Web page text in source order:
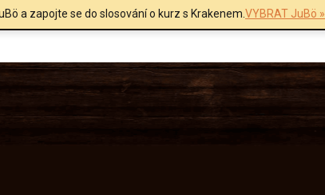
a zapojte se do slosování o kurz s Krakenem.VYBRAT JuBö »